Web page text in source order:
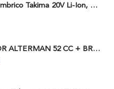
Combo taladro Inalámbrico Takima 20V Li-Ion, Tklcd-20. + Polichadora Takima 7″ 1.200W, Tksp-180-D.
COMBO AHOYADOR ALTERMAN 52 CC + BROCA DE 20 CM X 80 CM + BROCA DE 15 CM X 80 CM